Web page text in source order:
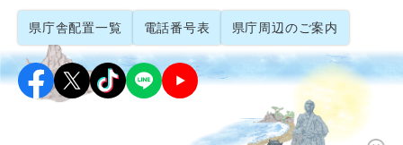
県庁舎配置一覧 電話番号表 県庁周辺のご案内